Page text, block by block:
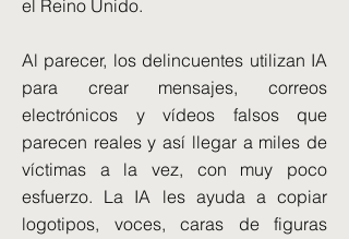
el Reino Unido.
Al parecer, los delincuentes utilizan IA
para crear mensajes, correos
electrónicos y vídeos falsos que
parecen reales y así llegar a miles de
víctimas a la vez, con muy poco
esfuerzo. La IA les ayuda a copiar
logotipos, voces, caras de figuras